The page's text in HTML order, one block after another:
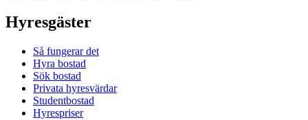
Hyresgäster
Så fungerar det
Hyra bostad
Sök bostad
Privata hyresvärdar
Studentbostad
Hyrespriser